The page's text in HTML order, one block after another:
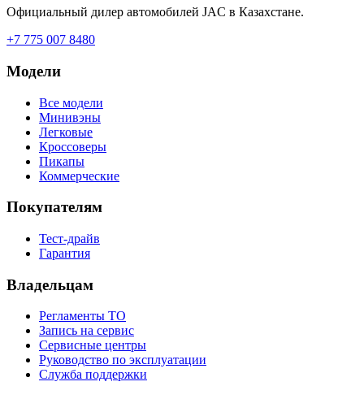
Официальный дилер автомобилей JAC в Казахстане.
+7 775 007 8480
Модели
Все модели
Минивэны
Легковые
Кроссоверы
Пикапы
Коммерческие
Покупателям
Тест-драйв
Гарантия
Владельцам
Регламенты ТО
Запись на сервис
Сервисные центры
Руководство по эксплуатации
Служба поддержки